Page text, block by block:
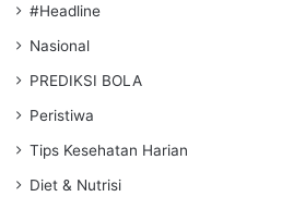
#Headline
Nasional
PREDIKSI BOLA
Peristiwa
Tips Kesehatan Harian
Diet & Nutrisi